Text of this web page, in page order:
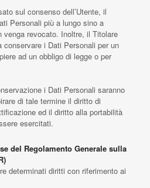
sul consenso dell’Utente, il
Personali più a lungo sino a
venga revocato. Inoltre, il Titolare
conservare i Dati Personali per un
ad un obbligo di legge o per
i Dati Personali saranno
di tale termine il diritto di
ed il diritto alla portabilità
esercitati.
del Regolamento Generale sulla
determinati diritti con riferimento ai